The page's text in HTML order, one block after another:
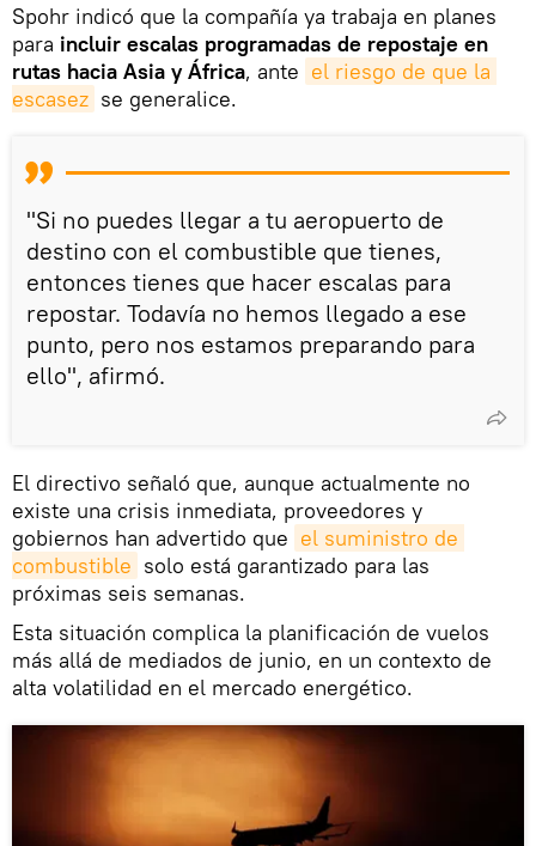
Spohr indicó que la compañía ya trabaja en planes
para incluir escalas programadas de repostaje en
rutas hacia Asia y África, ante el riesgo de que la
escasez se generalice.
"Si no puedes llegar a tu aeropuerto de
destino con el combustible que tienes,
entonces tienes que hacer escalas para
repostar. Todavía no hemos llegado a ese
punto, pero nos estamos preparando para
ello", afirmó.
El directivo señaló que, aunque actualmente no
existe una crisis inmediata, proveedores y
gobiernos han advertido que el suministro de
combustible solo está garantizado para las
próximas seis semanas.
Esta situación complica la planificación de vuelos
más allá de mediados de junio, en un contexto de
alta volatilidad en el mercado energético.